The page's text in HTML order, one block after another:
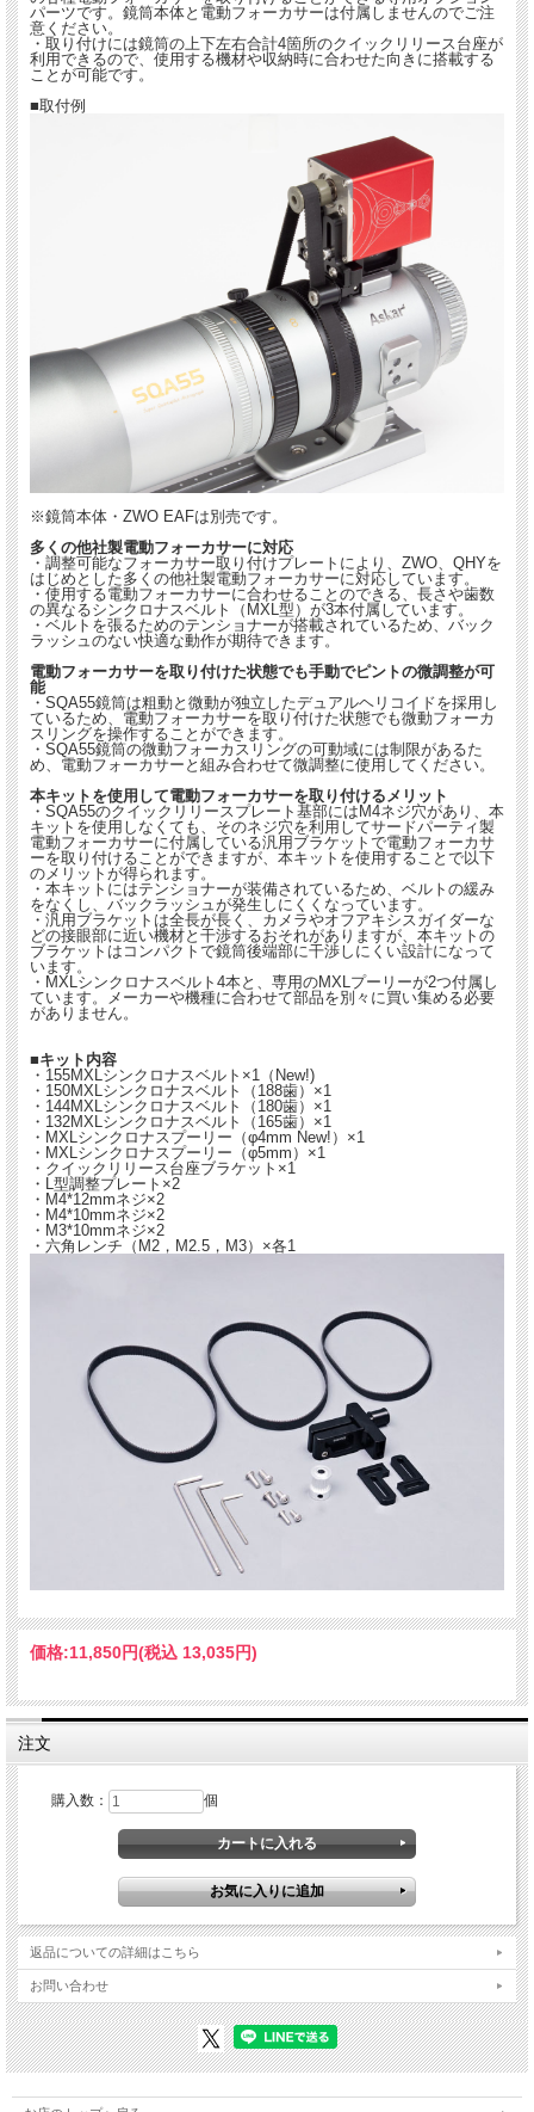
パーツです。鏡筒本体と電動フォーカサーは付属しませんのでご注
意ください。
・取り付けには鏡筒の上下左右合計4箇所のクイックリリース台座が
利用できるので、使用する機材や収納時に合わせた向きに搭載する
ことが可能です。
■取付例
※鏡筒本体・ZWO EAFは別売です。
多くの他社製電動フォーカサーに対応
・調整可能なフォーカサー取り付けプレートにより、ZWO、QHYを
はじめとした多くの他社製電動フォーカサーに対応しています。
・使用する電動フォーカサーに合わせることのできる、長さや歯数
の異なるシンクロナスベルト（MXL型）が3本付属しています。
・ベルトを張るためのテンショナーが搭載されているため、バック
ラッシュのない快適な動作が期待できます。
電動フォーカサーを取り付けた状態でも手動でピントの微調整が可
能
・SQA55鏡筒は粗動と微動が独立したデュアルヘリコイドを採用し
ているため、電動フォーカサーを取り付けた状態でも微動フォーカ
スリングを操作することができます。
・SQA55鏡筒の微動フォーカスリングの可動域には制限があるた
め、電動フォーカサーと組み合わせて微調整に使用してください。
本キットを使用して電動フォーカサーを取り付けるメリット
・SQA55のクイックリリースプレート基部にはM4ネジ穴があり、本
キットを使用しなくても、そのネジ穴を利用してサードパーティ製
電動フォーカサーに付属している汎用ブラケットで電動フォーカサ
ーを取り付けることができますが、本キットを使用することで以下
のメリットが得られます。
・本キットにはテンショナーが装備されているため、ベルトの緩み
をなくし、バックラッシュが発生しにくくなっています。
・汎用ブラケットは全長が長く、カメラやオフアキシスガイダーな
どの接眼部に近い機材と干渉するおそれがありますが、本キットの
ブラケットはコンパクトで鏡筒後端部に干渉しにくい設計になって
います。
・MXLシンクロナスベルト4本と、専用のMXLプーリーが2つ付属し
ています。メーカーや機種に合わせて部品を別々に買い集める必要
がありません。
■キット内容
・155MXLシンクロナスベルト×1（New!)
・150MXLシンクロナスベルト（188歯）×1
・144MXLシンクロナスベルト（180歯）×1
・132MXLシンクロナスベルト（165歯）×1
・MXLシンクロナスプーリー（φ4mm New!）×1
・MXLシンクロナスプーリー（φ5mm）×1
・クイックリリース台座ブラケット×1
・L型調整プレート×2
・M4*12mmネジ×2
・M4*10mmネジ×2
・M3*10mmネジ×2
・六角レンチ（M2，M2.5，M3）×各1
価格:11,850円(税込 13,035円)
注文
購入数： 個
返品についての詳細はこちら
お問い合わせ